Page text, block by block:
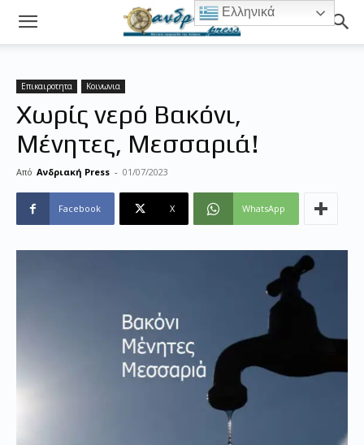
Επικαιροτητα Κοινωνια
Χωρίς νερό Βακόνι,
Μένητες, Μεσσαριά!
Από Ανδριακή Press - 01/07/2023
Facebook X WhatsApp
Ελληνικά